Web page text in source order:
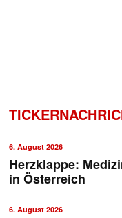
6. August 2026
Herzklappe:
in Österreich
6. August 2026